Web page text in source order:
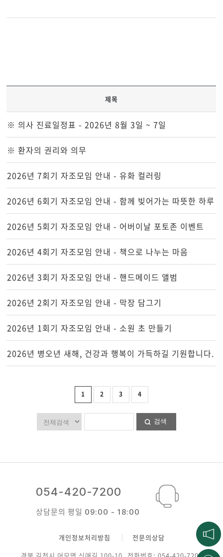
제목
※ 의사 진료일정표 - 2026년 8월 3일 ~ 7일
※ 환자의 권리와 의무
2026년 7회기 자조모임 안내 - 유화 컬러링
2026년 6회기 자조모임 안내 - 함께 빚어가는 따뜻한 하루
2026년 5회기 자조모임 안내 - 어버이날 포토존 이벤트
2026년 4회기 자조모임 안내 - 책으로 나누는 마음
2026년 3회기 자조모임 안내 - 핸드메이드 앨범
2026년 2회기 자조모임 안내 - 막장 담그기
2026년 1회기 자조모임 안내 - 소원 초 만들기
2026년 병오년 새해, 건강과 행복이 가득하길 기원합니다.
1 2 3 4
검색
054-420-7200
상담문의 평일 09:00 - 18:00
개인정보처리방침
전문의상담